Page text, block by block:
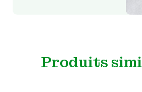
être
Produits